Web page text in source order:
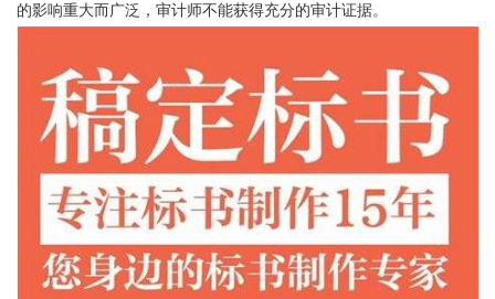
的影响重大而广泛，审计师不能获得充分的审计证据。